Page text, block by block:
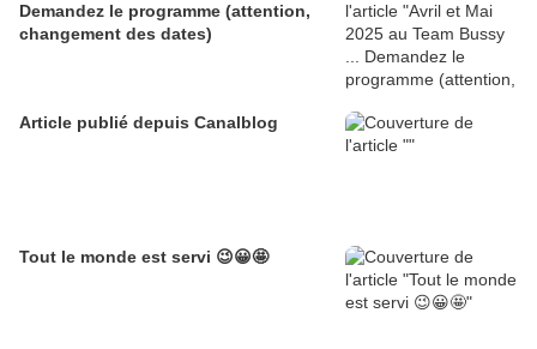
Demandez le programme (attention,
changement des dates)
Article publié depuis Canalblog
Tout le monde est servi 😉😀🤩